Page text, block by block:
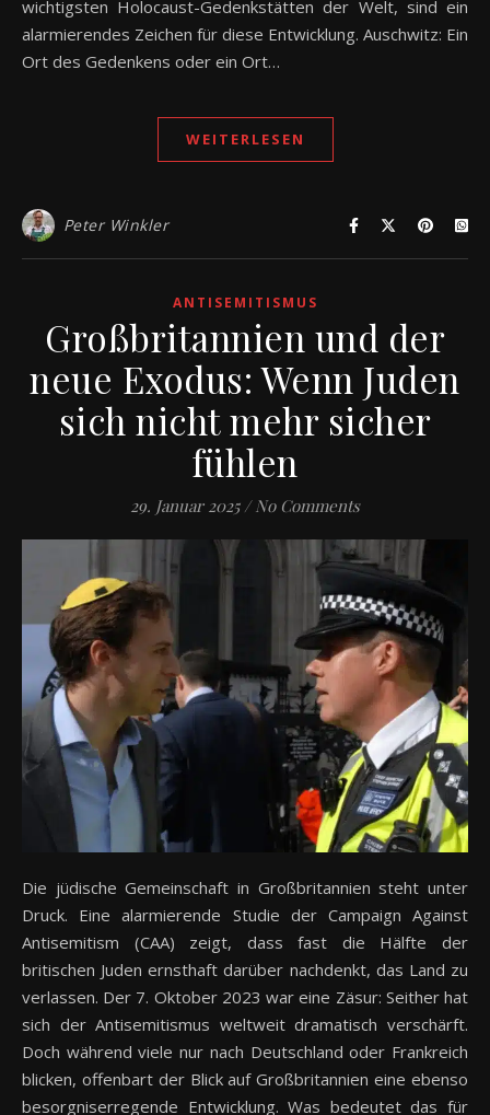
wichtigsten Holocaust-Gedenkstätten der Welt, sind ein
alarmierendes Zeichen für diese Entwicklung. Auschwitz: Ein
Ort des Gedenkens oder ein Ort…
WEITERLESEN
Peter Winkler
ANTISEMITISMUS
Großbritannien und der
neue Exodus: Wenn Juden
sich nicht mehr sicher
fühlen
29. Januar 2025 / No Comments
Die jüdische Gemeinschaft in Großbritannien steht unter
Druck. Eine alarmierende Studie der Campaign Against
Antisemitism (CAA) zeigt, dass fast die Hälfte der
britischen Juden ernsthaft darüber nachdenkt, das Land zu
verlassen. Der 7. Oktober 2023 war eine Zäsur: Seither hat
sich der Antisemitismus weltweit dramatisch verschärft.
Doch während viele nur nach Deutschland oder Frankreich
blicken, offenbart der Blick auf Großbritannien eine ebenso
besorgniserregende Entwicklung. Was bedeutet das für